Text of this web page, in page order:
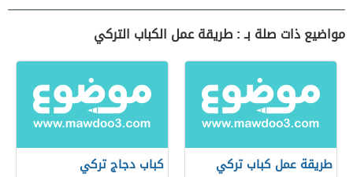
مواضيع ذات صلة بـ : طريقة عمل الكباب التركي
طريقة عمل كباب تركي كباب دجاج تركي